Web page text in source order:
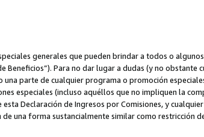
generales que pueden brindar a todos o
Para no dar lugar a dudas (y no obstante
parte de cualquier programa o promoción
especiales (incluso aquéllos que no impliquen la
Declaración de Ingresos por Comisiones, y
una forma sustancialmente similar como restricción